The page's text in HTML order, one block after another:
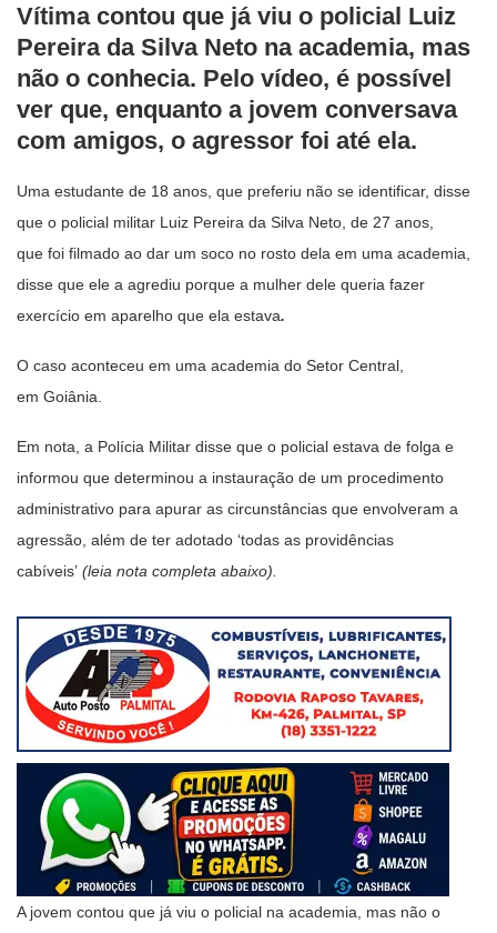
Vítima contou que já viu o policial Luiz
Pereira da Silva Neto na academia, mas
não o conhecia. Pelo vídeo, é possível
ver que, enquanto a jovem conversava
com amigos, o agressor foi até ela.
Uma estudante de 18 anos, que preferiu não se identificar, disse
que o policial militar Luiz Pereira da Silva Neto, de 27 anos,
que foi filmado ao dar um soco no rosto dela em uma academia,
disse que ele a agrediu porque a mulher dele queria fazer
exercício em aparelho que ela estava.
O caso aconteceu em uma academia do Setor Central,
em Goiânia.
Em nota, a Polícia Militar disse que o policial estava de folga e
informou que determinou a instauração de um procedimento
administrativo para apurar as circunstâncias que envolveram a
agressão, além de ter adotado ‘todas as providências
cabíveis’ (leia nota completa abaixo).
A jovem contou que já viu o policial na academia, mas não o